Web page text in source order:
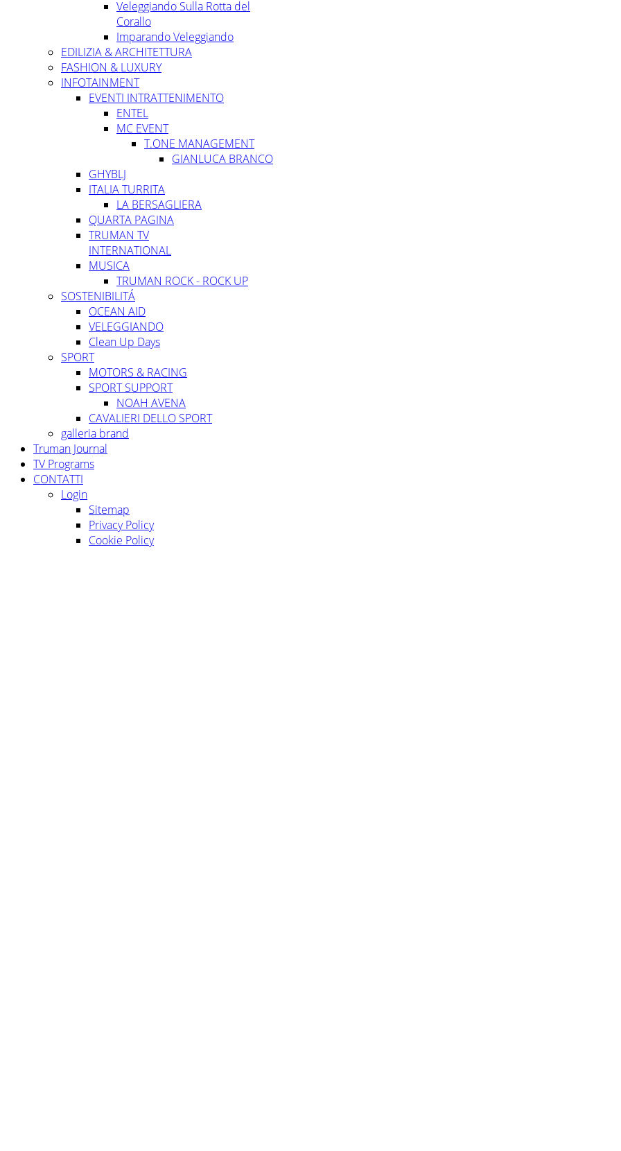
Veleggiando Sulla Rotta del
Corallo
Imparando Veleggiando
EDILIZIA & ARCHITETTURA
FASHION & LUXURY
INFOTAINMENT
EVENTI INTRATTENIMENTO
ENTEL
MC EVENT
T.ONE MANAGEMENT
GIANLUCA BRANCO
GHYBLJ
ITALIA TURRITA
LA BERSAGLIERA
QUARTA PAGINA
TRUMAN TV
INTERNATIONAL
MUSICA
TRUMAN ROCK - ROCK UP
SOSTENIBILITÁ
OCEAN AID
VELEGGIANDO
Clean Up Days
SPORT
MOTORS & RACING
SPORT SUPPORT
NOAH AVENA
CAVALIERI DELLO SPORT
galleria brand
Truman Journal
TV Programs
CONTATTI
Login
Sitemap
Privacy Policy
Cookie Policy